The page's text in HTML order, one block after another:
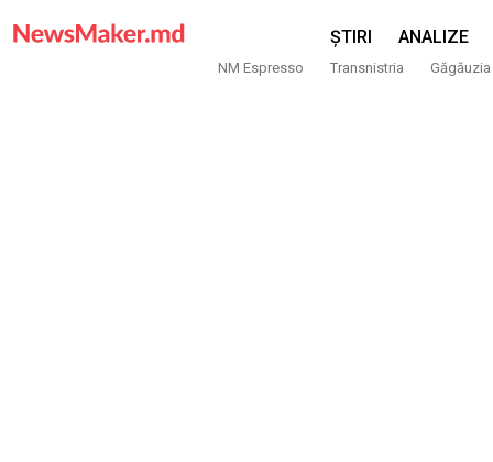
ȘTIRI ANALIZE
NM Espresso Transnistria Găgăuzia